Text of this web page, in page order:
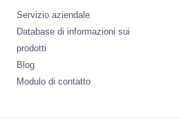
Servizio aziendale
Database di informazioni sui
prodotti
Blog
Modulo di contatto